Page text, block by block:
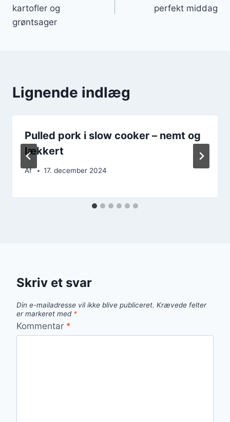
kartofler og
grøntsager
perfekt middag
Lignende indlæg
Pulled pork i slow cooker – nemt og
lækkert
Af 17. december 2024
Skriv et svar
Din e-mailadresse vil ikke blive publiceret. Krævede felter
er markeret med *
Kommentar *